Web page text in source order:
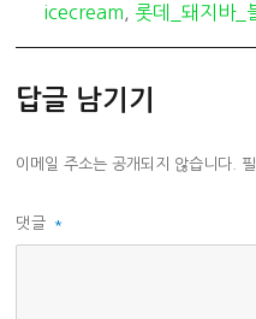
테
그
icecream, 롯데_돼지바_
답글 남기기
이메일 주소는 공개되지 않습니다.
댓글 *